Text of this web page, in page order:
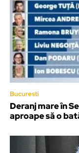
Bucuresti
Deranj mare în
aproape să o